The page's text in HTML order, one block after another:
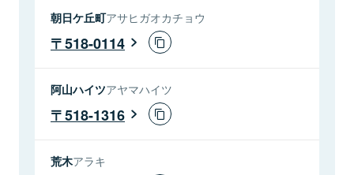
朝日ケ丘町アサヒガオカチョウ
518-0114
阿山ハイツアヤマハイツ
518-1316
荒木アラキ